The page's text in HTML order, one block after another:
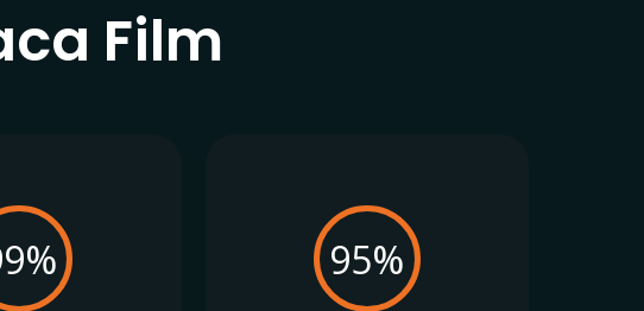
Film
95%